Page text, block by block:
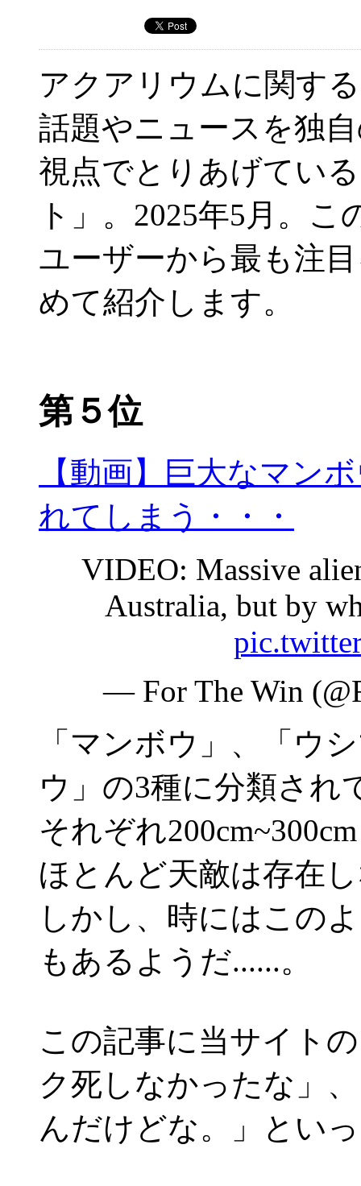
アクアリウムに関する
話題やニュースを独
視点でとりあげてい
ト」。2025年5月。
ユーザーから最も注
めて紹介します。
第５位
【動画】巨大なマン
れてしまう・・・
VIDEO: Massive
Australia, but by
— For The Win
「マンボウ」、「ウ
ウ」の3種に分類され
それぞれ
ほとんど天敵は存在
しかし、時にはこの
もあるようだ......。
この記事に当サイト
ク死しなかったな」
んだけどな。」とい